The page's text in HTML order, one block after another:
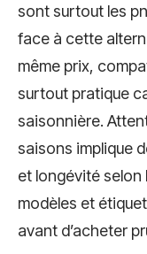
sont surtout les
face à cette
même prix,
surtout pratique
saisonnière.
saisons implique
et longévité
modèles et
avant d’acheter